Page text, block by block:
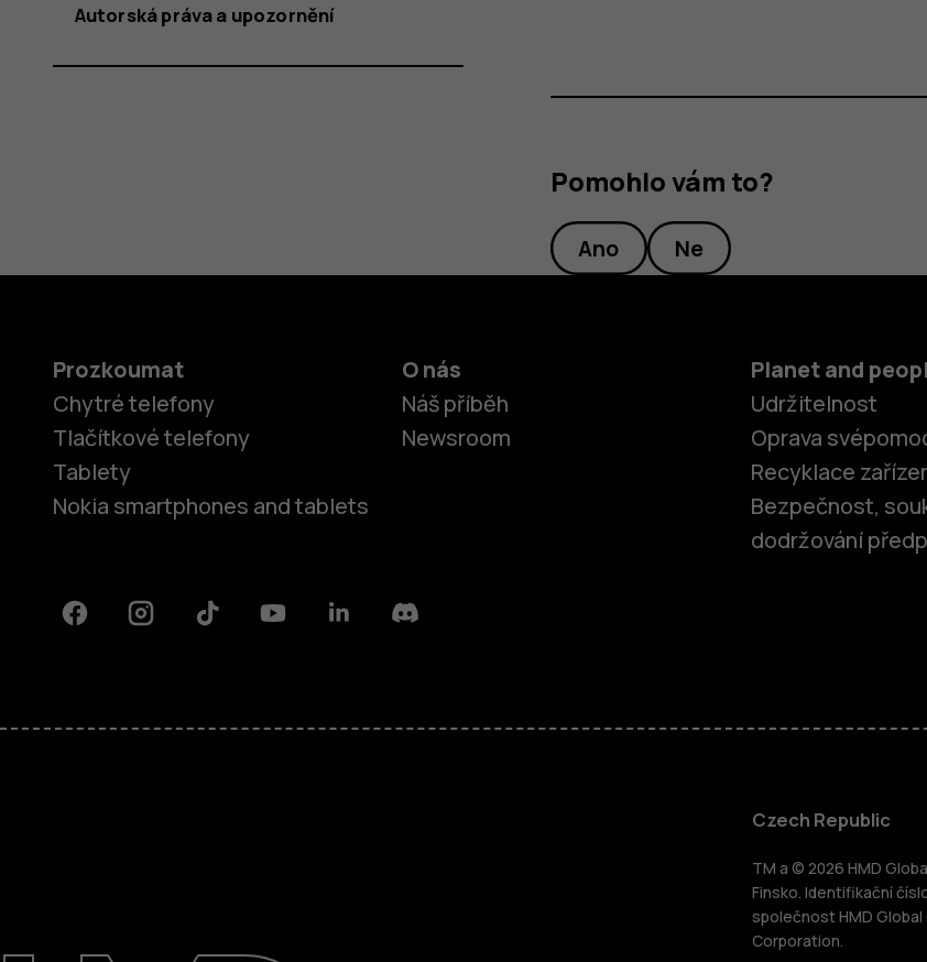
Chytré
Pomohlo vám to?
Ano Ne
Autorská práva a upozornění
Prozkoumat
Chytré telefony
Tlačítkové telefony
Tablety
Nokia smartphones and tablets
O nás
Náš příběh
Newsroom
Planet and
Udržitelnost
Oprava
Recyklace
Bezpečnost,
dodržování
FacebookInstagramTiktok YoutubeLinkedinDiscord
Czech Republic
TM a © 2026 HMD
Finsko. Identifikační
společnost HMD
Corporation.